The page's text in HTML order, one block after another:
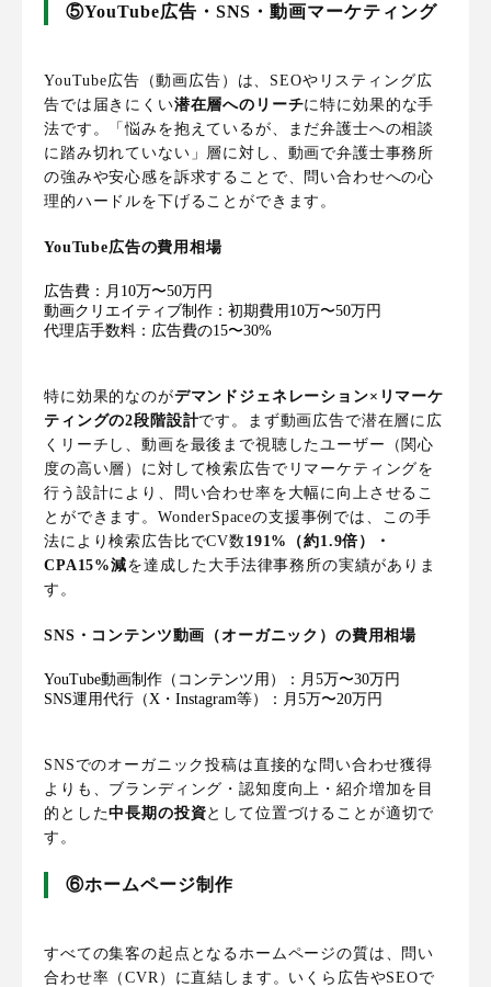
⑤YouTube広告・SNS・動画マーケティング
YouTube広告（動画広告）は、SEOやリスティング広
告では届きにくい潜在層へのリーチに特に効果的な手
法です。「悩みを抱えているが、まだ弁護士への相談
に踏み切れていない」層に対し、動画で弁護士事務所
の強みや安心感を訴求することで、問い合わせへの心
理的ハードルを下げることができます。
YouTube広告の費用相場
広告費：月10万〜50万円
動画クリエイティブ制作：初期費用10万〜50万円
代理店手数料：広告費の15〜30%
特に効果的なのがデマンドジェネレーション×リマーケ
ティングの2段階設計です。まず動画広告で潜在層に広
くリーチし、動画を最後まで視聴したユーザー（関心
度の高い層）に対して検索広告でリマーケティングを
行う設計により、問い合わせ率を大幅に向上させるこ
とができます。WonderSpaceの支援事例では、この手
法により検索広告比でCV数 191%（約1.9倍）・
CPA15%減を達成した大手法律事務所の実績がありま
す。
SNS・コンテンツ動画（オーガニック）の費用相場
YouTube動画制作（コンテンツ用）：月5万〜30万円
SNS運用代行（X・Instagram等）：月5万〜20万円
SNSでのオーガニック投稿は直接的な問い合わせ獲得
よりも、ブランディング・認知度向上・紹介増加を目
的とした中長期の投資として位置づけることが適切で
す。
⑥ホームページ制作
すべての集客の起点となるホームページの質は、問い
合わせ率（CVR）に直結します。いくら広告やSEOで